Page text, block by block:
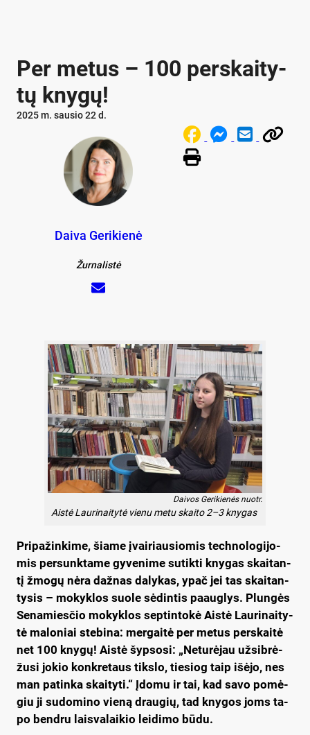
Per me­tus – 100 per­skai­ty­
tų kny­gų!
2025 m. sausio 22 d.
Daiva Gerikienė
Žurnalistė
Daivos Gerikienės nuotr.
Aistė Laurinaitytė vienu metu skaito 2–3 knygas
Pri­pa­žin­ki­me, šia­me įvai­riau­sio­mis tech­no­lo­gi­jo­
mis per­sunk­ta­me gy­ve­ni­me su­tik­ti kny­gas skai­tan­
tį žmo­gų nė­ra daž­nas da­ly­kas, ypač jei tas skai­tan­
ty­sis – mo­kyk­los suo­le sė­din­tis paaug­lys. Plun­gės
Se­na­mies­čio mo­kyk­los sep­tin­to­kė Ais­tė Lau­ri­nai­ty­
tė ma­lo­niai ste­bi­na: mer­gai­tė per me­tus per­skai­tė
net 100 kny­gų! Ais­tė šyp­so­si: „Ne­tu­rė­jau už­si­brė­
žu­si jo­kio konk­re­taus tiks­lo, tie­siog taip išė­jo, nes
man pa­tin­ka skai­ty­ti.“ Įdo­mu ir tai, kad sa­vo po­mė­
giu ji su­do­mi­no vie­ną drau­gių, tad kny­gos joms ta­
po bend­ru lais­va­lai­kio lei­di­mo bū­du.